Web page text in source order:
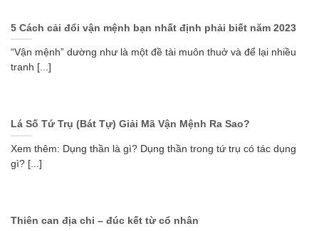
5 Cách cải đổi vận mệnh bạn nhất định phải biết năm 2023
“Vận mệnh” dường như là một đề tài muôn thuở và để lại nhiều
tranh [...]
Lá Số Tứ Trụ (Bát Tự) Giải Mã Vận Mệnh Ra Sao?
Xem thêm: Dụng thần là gì? Dụng thần trong tứ trụ có tác dụng
gì? [...]
Thiên can địa chi – đúc kết từ cổ nhân